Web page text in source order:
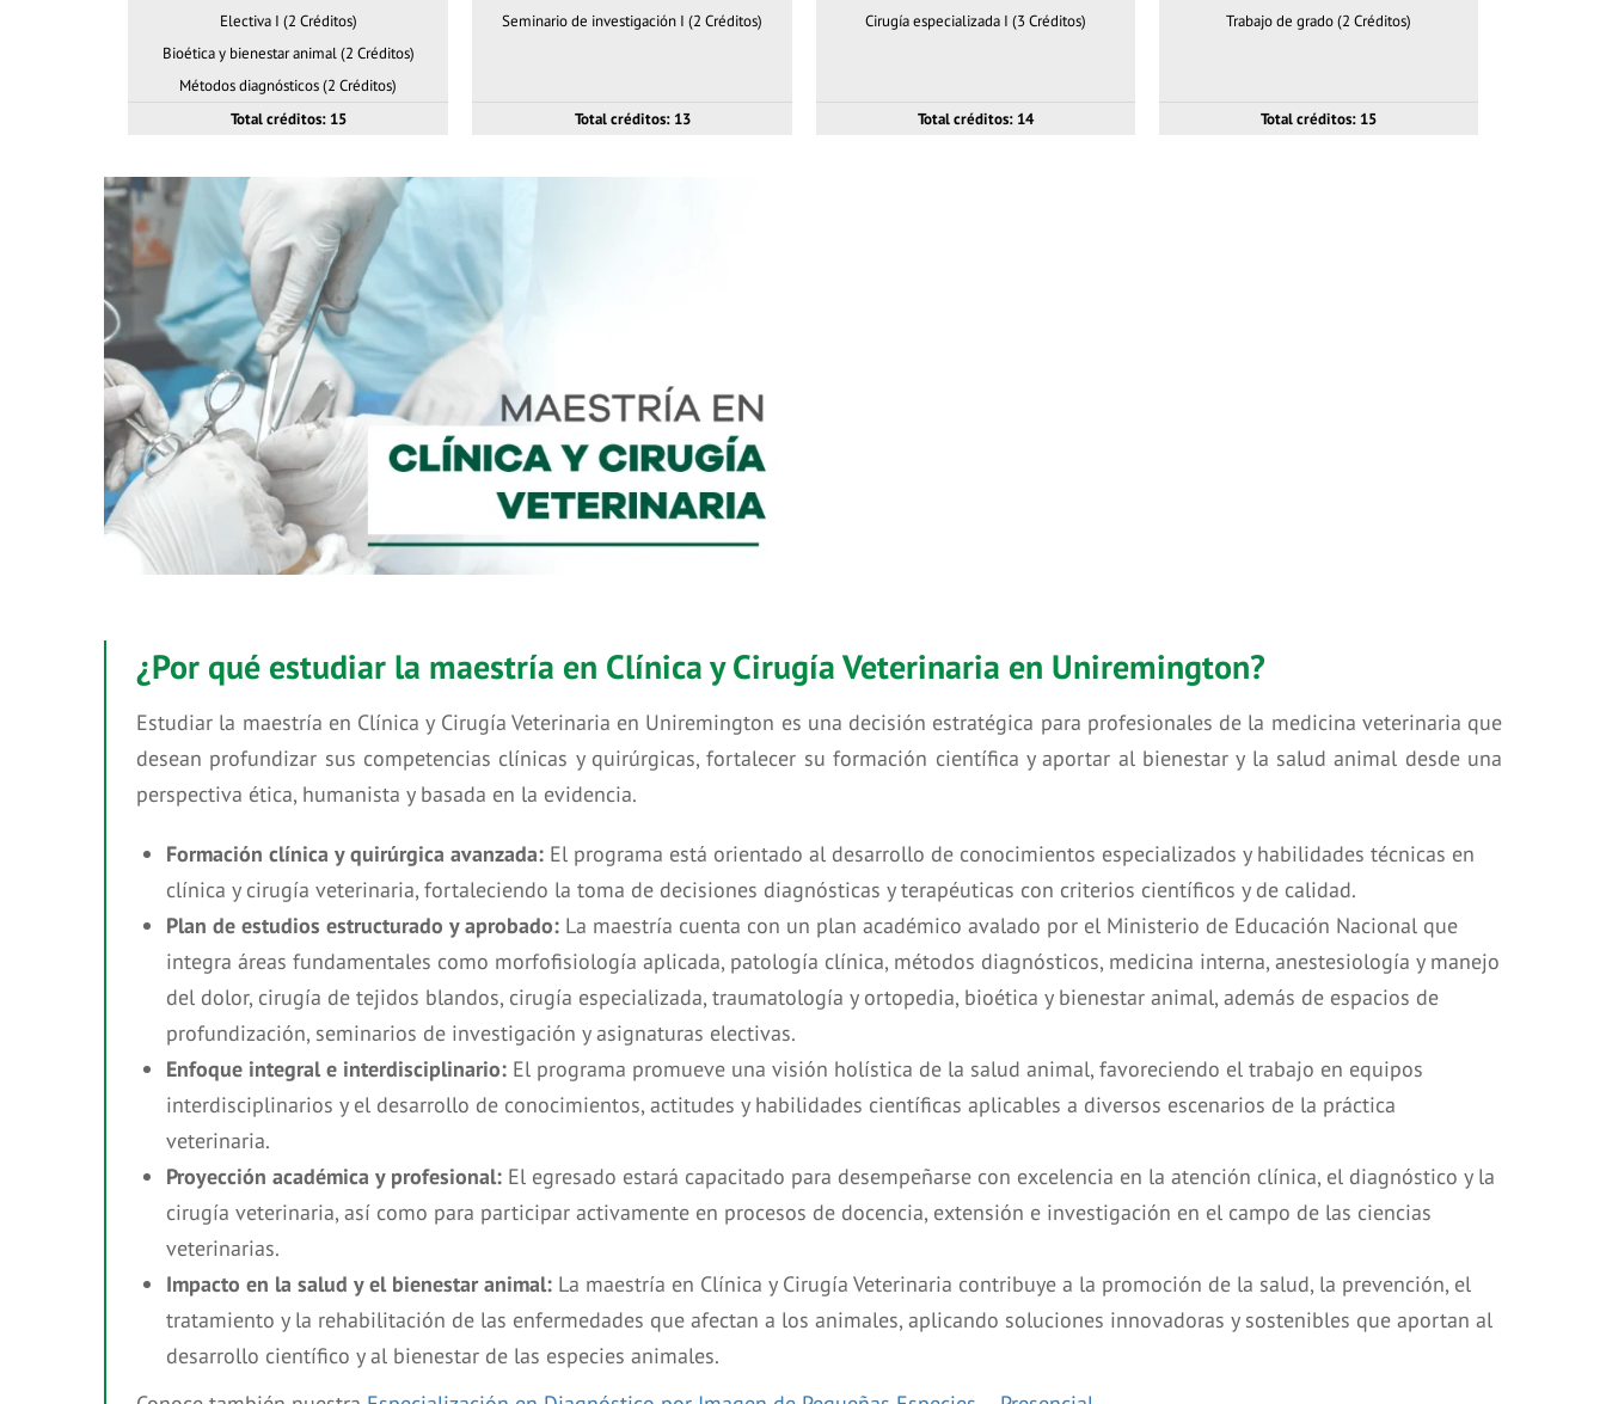
Electiva I (2 Créditos)
Seminario de investigación I (2 Créditos) Cirugía especializada I (3 Créditos)
Trabajo de grado (2 Créditos)
Bioética y bienestar animal (2 Créditos)
Métodos diagnósticos (2 Créditos)
Total créditos: 15
Total créditos: 13 Total créditos: 14 Total créditos: 15
¿Por qué estudiar la maestría en Clínica y Cirugía Veterinaria en Uniremington?
Estudiar la maestría en Clínica y Cirugía Veterinaria en Uniremington es una decisión estratégica para profesionales de la medicina veterinaria que
desean profundizar sus competencias clínicas y quirúrgicas, fortalecer su formación científica y aportar al bienestar y la salud animal desde una
perspectiva ética, humanista y basada en la evidencia.
Formación clínica y quirúrgica avanzada: El programa está orientado al desarrollo de conocimientos especializados y habilidades técnicas en
clínica y cirugía veterinaria, fortaleciendo la toma de decisiones diagnósticas y terapéuticas con criterios científicos y de calidad.
Plan de estudios estructurado y aprobado: La maestría cuenta con un plan académico avalado por el Ministerio de Educación Nacional que
integra áreas fundamentales como morfofisiología aplicada, patología clínica, métodos diagnósticos, medicina interna, anestesiología y manejo
del dolor, cirugía de tejidos blandos, cirugía especializada, traumatología y ortopedia, bioética y bienestar animal, además de espacios de
profundización, seminarios de investigación y asignaturas electivas.
Enfoque integral e interdisciplinario: El programa promueve una visión holística de la salud animal, favoreciendo el trabajo en equipos
interdisciplinarios y el desarrollo de conocimientos, actitudes y habilidades científicas aplicables a diversos escenarios de la práctica
veterinaria.
Proyección académica y profesional: El egresado estará capacitado para desempeñarse con excelencia en la atención clínica, el diagnóstico y la
cirugía veterinaria, así como para participar activamente en procesos de docencia, extensión e investigación en el campo de las ciencias
veterinarias.
Impacto en la salud y el bienestar animal: La maestría en Clínica y Cirugía Veterinaria contribuye a la promoción de la salud, la prevención, el
tratamiento y la rehabilitación de las enfermedades que afectan a los animales, aplicando soluciones innovadoras y sostenibles que aportan al
desarrollo científico y al bienestar de las especies animales.